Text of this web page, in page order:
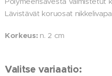
Lävistävät koruosat
Korkeus: n. 2 cm
Valitse variaatio: